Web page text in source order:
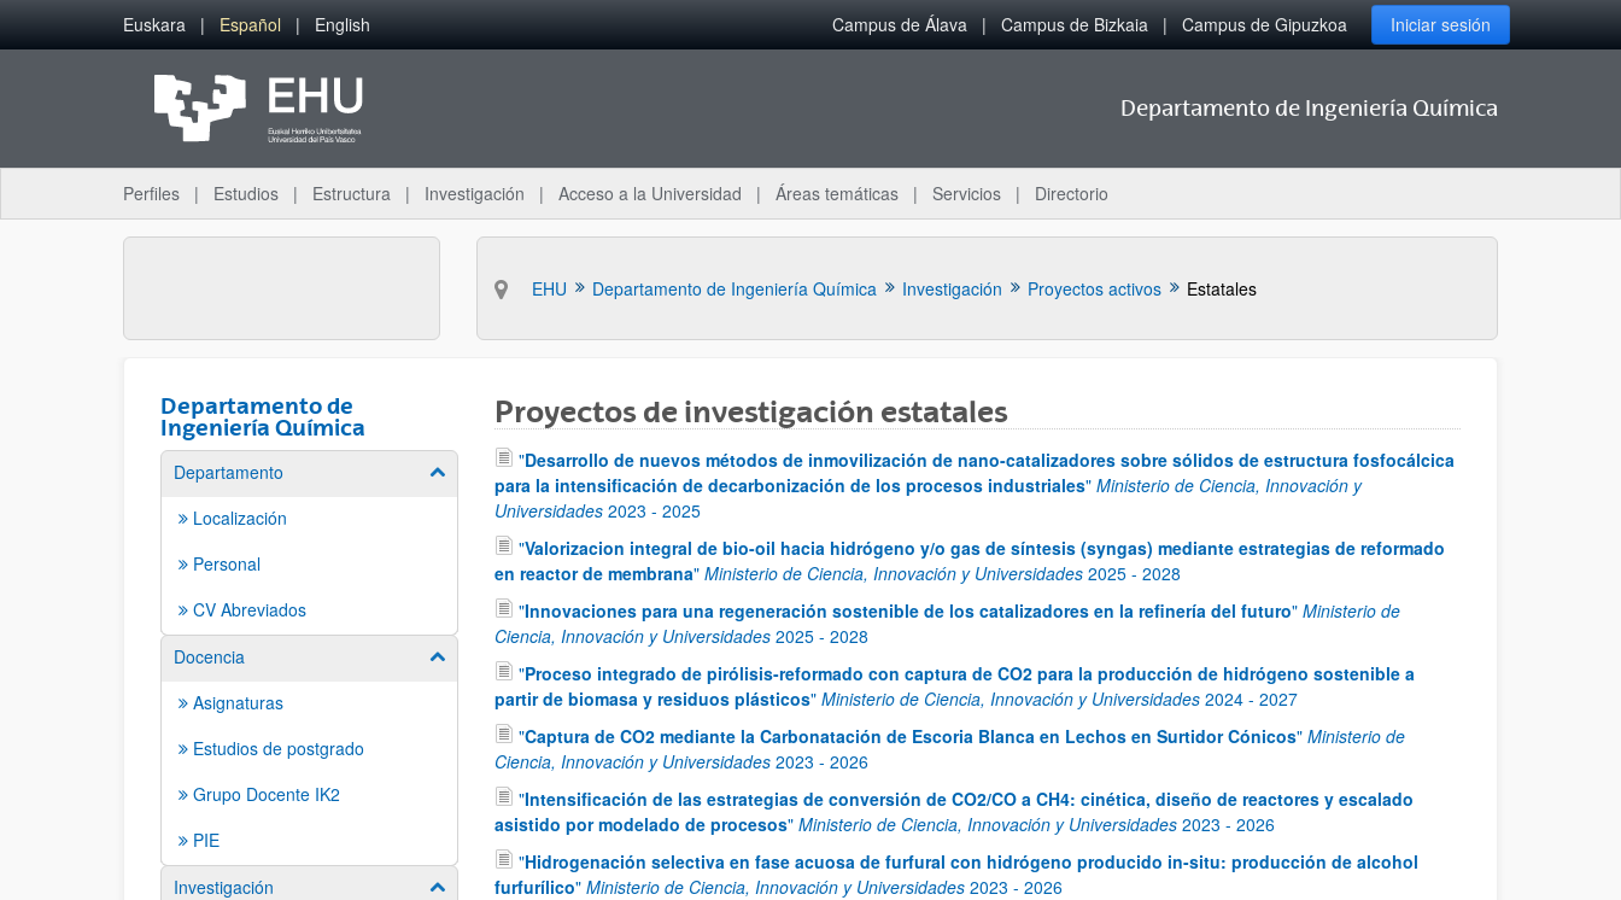
Saltar al contenido principal
Euskara Español English Campus de Álava Campus de Bizkaia Campus de Gipuzkoa Iniciar sesión
Departamento de Ingeniería Química
Perfiles Estudios Estructura Investigación Acceso a la Universidad Áreas temáticas Servicios Directorio
EHU Departamento de Ingeniería Química Investigación Proyectos activos Estatales
Departamento de
Ingeniería Química
Departamento Mostrar/ocultar subpáginas
Localización
Personal
CV Abreviados
Docencia
Mostrar/ocultar subpáginas
Asignaturas
Estudios de postgrado
Grupo Docente IK2
PIE
Investigación
Mostrar/ocultar subpáginas
Proyectos de investigación estatales
"Desarrollo de nuevos métodos de inmovilización de nano-catalizadores sobre sólidos de estructura fosfocálcica
para la intensificación de decarbonización de los procesos industriales" Ministerio de Ciencia, Innovación y
Universidades 2023 - 2025
"Valorizacion integral de bio-oil hacia hidrógeno y/o gas de síntesis (syngas) mediante estrategias de reformado
en reactor de membrana" Ministerio de Ciencia, Innovación y Universidades 2025 - 2028
"Innovaciones para una regeneración sostenible de los catalizadores en la refinería del futuro" Ministerio de
Ciencia, Innovación y Universidades 2025 - 2028
"Proceso integrado de pirólisis-reformado con captura de CO2 para la producción de hidrógeno sostenible a
partir de biomasa y residuos plásticos" Ministerio de Ciencia, Innovación y Universidades 2024 - 2027
"Captura de CO2 mediante la Carbonatación de Escoria Blanca en Lechos en Surtidor Cónicos" Ministerio de
Ciencia, Innovación y Universidades 2023 - 2026
"Intensificación de las estrategias de conversión de CO2/CO a CH4: cinética, diseño de reactores y escalado
asistido por modelado de procesos" Ministerio de Ciencia, Innovación y Universidades 2023 - 2026
"Hidrogenación selectiva en fase acuosa de furfural con hidrógeno producido in-situ: producción de alcohol
furfurílico" Ministerio de Ciencia, Innovación y Universidades 2023 - 2026